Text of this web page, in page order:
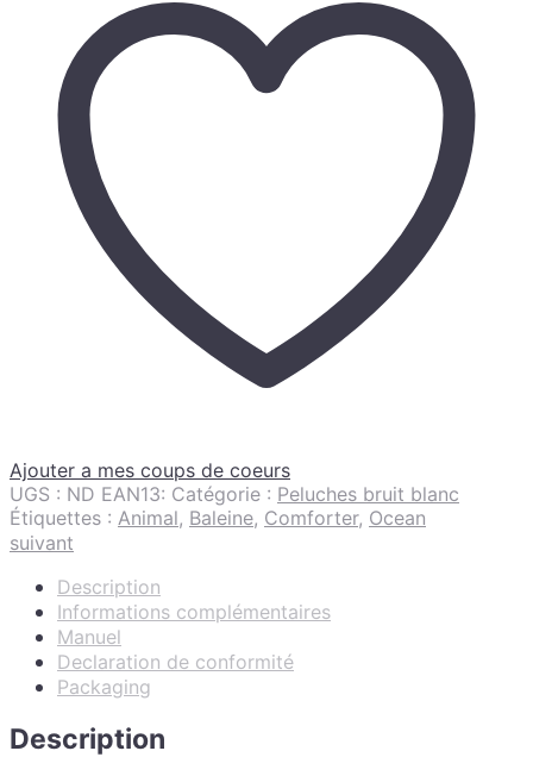
Ajouter a mes coups de coeurs
UGS : ND EAN13: Catégorie : Peluches bruit blanc
Étiquettes : Animal, Baleine, Comforter, Ocean
suivant
Description
Informations complémentaires
Manuel
Declaration de conformité
Packaging
Description